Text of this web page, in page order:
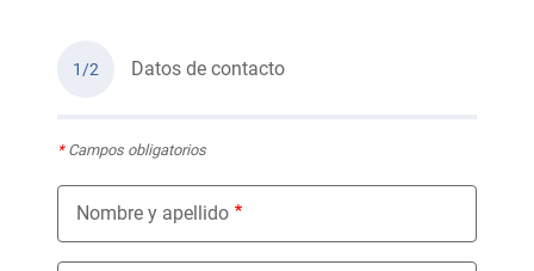
1/2 Datos de contacto
*Campos obligatorios
Nombre y apellido